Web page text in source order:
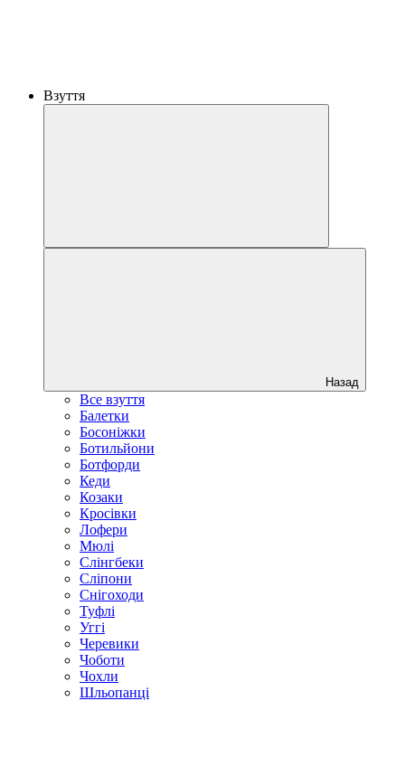
Взуття
Назад
Все взуття
Балетки
Босоніжки
Ботильйони
Ботфорди
Кеди
Козаки
Кросівки
Лофери
Мюлі
Слінгбеки
Сліпони
Снігоходи
Туфлі
Уггі
Черевики
Чоботи
Чохли
Шльопанці